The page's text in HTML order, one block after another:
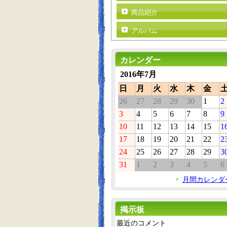
商品紹介
アルバム
カレンダー
2016年7月
日
月 火 水 木 金
26
27 28 29 30 1
2
3
4 5 6 7 8
9
10
11 12 13 14 15
17
18 19 20 21 22
24
25 26 27 28 29
31
1 2 3 4 5 6
月間カレンダ
掲示板
最近のコメント